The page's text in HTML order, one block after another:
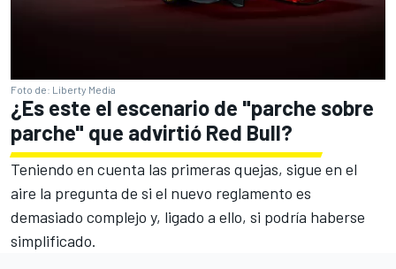
Foto de: Liberty Media
¿Es este el escenario de "parche sobre
parche" que advirtió Red Bull?
Teniendo en cuenta las primeras quejas, sigue en el
aire la pregunta de si el nuevo reglamento es
demasiado complejo y, ligado a ello, si podría haberse
simplificado.